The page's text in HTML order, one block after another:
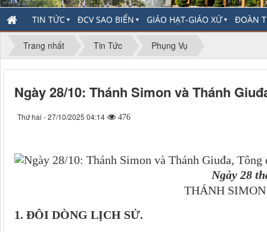
TIN TỨC ▼ ĐCV SAO BIỂN ▼ GIÁO HẠT-GIÁO XỨ▼ ĐOÀN
Trang nhất Tin Tức Phụng Vụ
Ngày 28/10: Thánh Simon và Thánh
Thứ hai - 27/10/2025 04:14 476
Ngày 28
THÁNH
1. ĐÔI DÒNG LỊCH SỬ.